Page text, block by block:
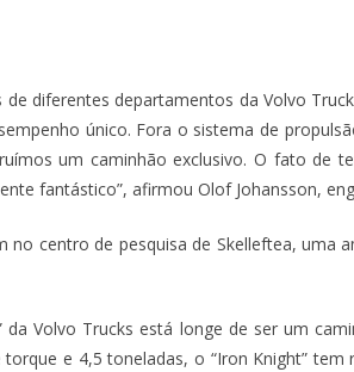
de diferentes departamentos da Volvo
único. Fora o sistema de
um caminhão exclusivo. O fato de
fantástico”, afirmou Olof Johansson,
no centro de pesquisa de Skelleftea, uma
da Volvo Trucks está longe de ser um
e 4,5 toneladas, o “Iron Knight”